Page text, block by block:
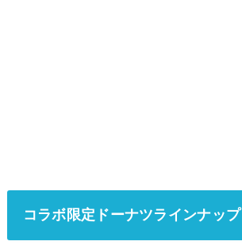
コラボ限定ドーナツラインナップ